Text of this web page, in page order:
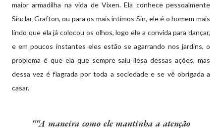
maior armadilha na vida de Vixen. Ela conhece pessoalmente
Sinclar Grafton, ou para os mais íntimos Sin, ele é o homem mais
lindo que ela já colocou os olhos, logo ele a convida para dançar,
e em poucos instantes eles estão se agarrando nos jardins, o
problema é que ela que sempre saiu ilesa dessas ações, mas
dessa vez é flagrada por toda a sociedade e se vê obrigada a
casar.
“A maneira como ele mantinha a atenção